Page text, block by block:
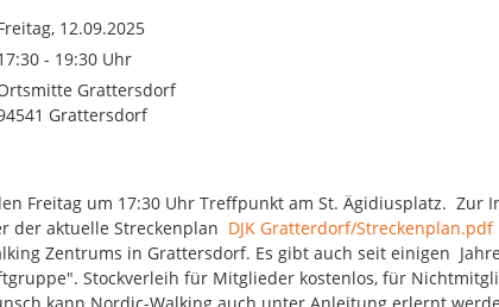
12.09.2025
- 19:30 Uhr
Grattersdorf
Grattersdorf
Freitag um 17:30 Uhr Treffpunkt am St. Ägidiusplatz. Zur
der aktuelle Streckenplan DJK Gratterdorf/Streckenplan.pdf
Zentrums in Grattersdorf. Es gibt auch seit einigen
Stockverleih für Mitglieder kostenlos, für